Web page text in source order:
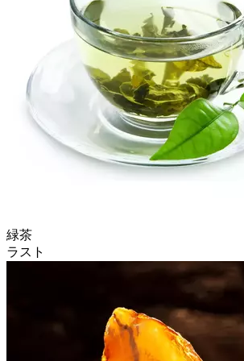
緑茶
ラスト